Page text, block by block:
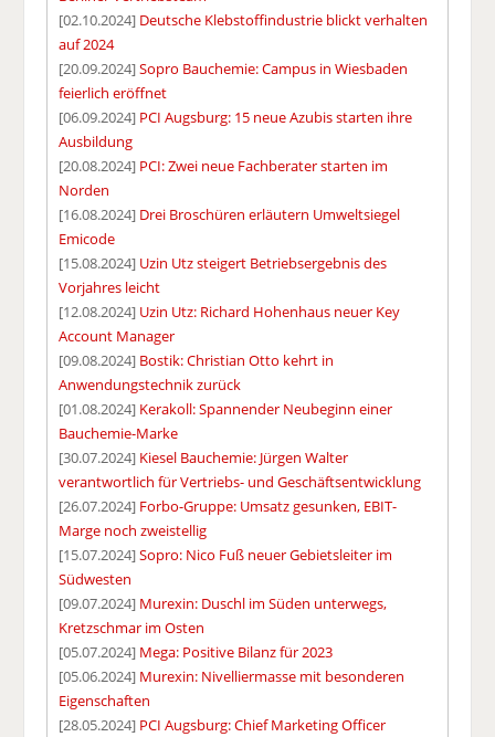
[02.10.2024] Deutsche Klebstoffindustrie blickt verhalten
auf 2024
[20.09.2024]Sopro Bauchemie: Campus in Wiesbaden
feierlich eröffnet
[06.09.2024] PCI Augsburg: 15 neue Azubis starten ihre
Ausbildung
[20.08.2024] PCI: Zwei neue Fachberater starten im
Norden
[16.08.2024] Drei Broschüren erläutern Umweltsiegel
Emicode
[15.08.2024] Uzin Utz steigert Betriebsergebnis des
Vorjahres leicht
[12.08.2024] Uzin Utz: Richard Hohenhaus neuer Key
Account Manager
[09.08.2024] Bostik: Christian Otto kehrt in
Anwendungstechnik zurück
[01.08.2024] Kerakoll: Spannender Neubeginn einer
Bauchemie-Marke
[30.07.2024] Kiesel Bauchemie: Jürgen Walter
verantwortlich für Vertriebs- und Geschäftsentwicklung
[26.07.2024] Forbo-Gruppe: Umsatz gesunken, EBIT-
Marge noch zweistellig
[15.07.2024]Sopro: Nico Fuß neuer Gebietsleiter im
Südwesten
[09.07.2024] Murexin: Duschl im Süden unterwegs,
Kretzschmar im Osten
[05.07.2024] Mega: Positive Bilanz für 2023
[05.06.2024] Murexin: Nivelliermasse mit besonderen
Eigenschaften
[28.05.2024] PCI Augsburg: Chief Marketing Officer